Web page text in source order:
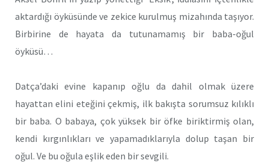
aktardığı öyküsünde ve zekice kurulmuş mizahında taşıyor.
Birbirine de hayata da tutunamamış bir baba-oğul
öyküsü…
Datça’daki evine kapanıp oğlu da dahil olmak üzere
hayattan elini eteğini çekmiş, ilk bakışta sorumsuz kılıklı
bir baba. O babaya, çok yüksek bir öfke biriktirmiş olan,
kendi kırgınlıkları ve yapamadıklarıyla dolup taşan bir
oğul. Ve bu oğula eşlik eden bir sevgili.